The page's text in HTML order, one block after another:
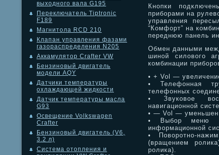
выходного вала G195
Переключатель Tiptronic
F189
Магнитола RCD 210
Клапан управления фазами
газораспределения N205
Аккамулятор Crafter VW
Бензиновый двигатель
модели AQY
Датчики температуры
охлаждающей жидкости
Датчик температуры масла
G93
Освещение Volkswagen
Crafter
Бензиновый двигатель (V6,
3.2 л)
Система отопления и
Кнопки
приборами на
управления
“Комфорт” на
переднюю панель
Обмен данными
шиной силового
комбинации
• + Vol —
• Телефонная
телефонных
• Звуковое
навигационной
• — Vol —
• Выбор меню
информационной
• Поворотно-
(вращением
ролика).